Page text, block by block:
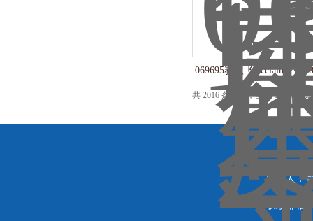
069695赛默飞Acclaim™
共 2016 条记录，当前 10 / 135
联系人：
联系邮箱